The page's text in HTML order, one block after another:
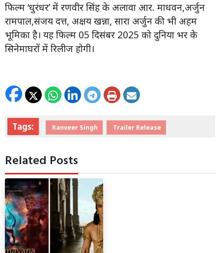
फिल्म ‘धुरंधर’ में रणवीर सिंह के अलावा आर. माधवन,अर्जुन
रामपाल,संजय दत्त, अक्षय खन्ना, सारा अर्जुन की भी अहम
भूमिका है। यह फिल्म 05 दिसंबर 2025 को दुनिया भर के
सिनेमाघरों में रिलीज होगी।
Tags: Ranveer Singh Trailer Release
Related Posts